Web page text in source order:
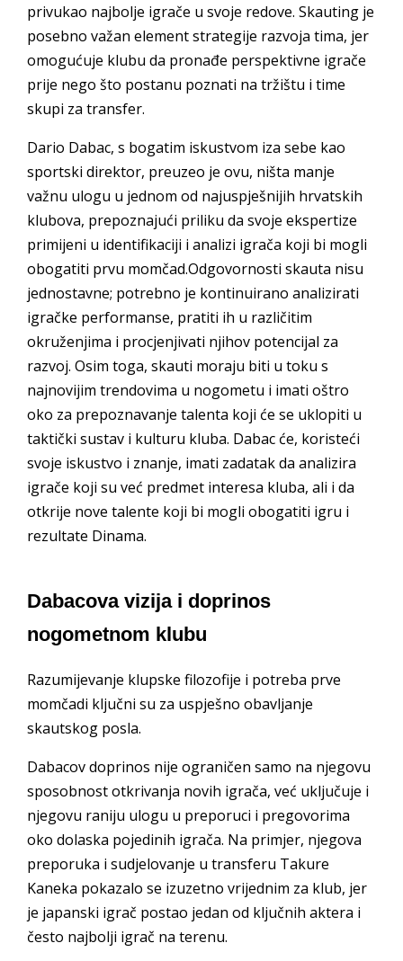
privukao najbolje igrače u svoje redove. Skauting je
posebno važan element strategije razvoja tima, jer
omogućuje klubu da pronađe perspektivne igrače
prije nego što postanu poznati na tržištu i time
skupi za transfer.
Dario Dabac, s bogatim iskustvom iza sebe kao
sportski direktor, preuzeo je ovu, ništa manje
važnu ulogu u jednom od najuspješnijih hrvatskih
klubova, prepoznajući priliku da svoje ekspertize
primijeni u identifikaciji i analizi igrača koji bi mogli
obogatiti prvu momčad.Odgovornosti skauta nisu
jednostavne; potrebno je kontinuirano analizirati
igračke performanse, pratiti ih u različitim
okruženjima i procjenjivati njihov potencijal za
razvoj. Osim toga, skauti moraju biti u toku s
najnovijim trendovima u nogometu i imati oštro
oko za prepoznavanje talenta koji će se uklopiti u
taktički sustav i kulturu kluba. Dabac će, koristeći
svoje iskustvo i znanje, imati zadatak da analizira
igrače koji su već predmet interesa kluba, ali i da
otkrije nove talente koji bi mogli obogatiti igru i
rezultate Dinama.
Dabacova vizija i doprinos
nogometnom klubu
Razumijevanje klupske filozofije i potreba prve
momčadi ključni su za uspješno obavljanje
skautskog posla.
Dabacov doprinos nije ograničen samo na njegovu
sposobnost otkrivanja novih igrača, već uključuje i
njegovu raniju ulogu u preporuci i pregovorima
oko dolaska pojedinih igrača. Na primjer, njegova
preporuka i sudjelovanje u transferu Takure
Kaneka pokazalo se izuzetno vrijednim za klub, jer
je japanski igrač postao jedan od ključnih aktera i
često najbolji igrač na terenu.